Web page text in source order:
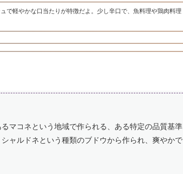
で軽やかな口当たりが特徴だよ。少し辛口で、魚料理や鶏肉料理
マコネという地域で作られる、ある特定の品質基準
ャルドネという種類のブドウから作られ、爽やかで